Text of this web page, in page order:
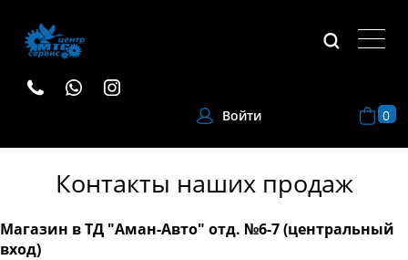
Войти 0
Контакты наших продаж
Магазин в ТД "Аман-Авто" отд. №6-7 (центральный
вход)